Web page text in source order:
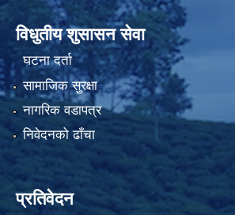
विधुतीय शुसासन सेवा
घटना दर्ता
सामाजिक सुरक्षा
नागरिक वडापत्र
निवेदनको ढाँचा
प्रतिवेदन